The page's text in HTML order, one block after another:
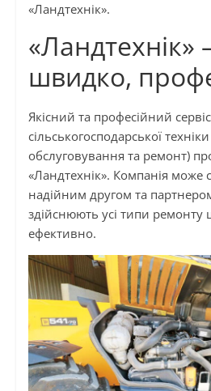
«Ландтехнік».
«Ландтехнік»
швидко,
Якісний та професійний сервіс
сільськогосподарської
обслуговування та ремонт)
«Ландтехнік». Компанія може
надійним другом та
здійснюють усі типи ремонту
ефективно.